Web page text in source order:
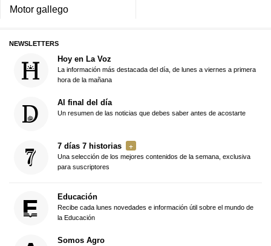
Motor gallego
NEWSLETTERS
Hoy en La Voz
La información más destacada del día, de lunes a viernes a primera
hora de la mañana
Al final del día
Un resumen de las noticias que debes saber antes de acostarte
7 días 7 historias
Una selección de los mejores contenidos de la semana, exclusiva
para suscriptores
Educación
Recibe cada lunes novedades e información útil sobre el mundo de
la Educación
Somos Agro